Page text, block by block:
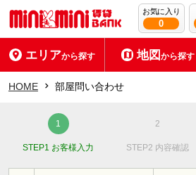
お気に入り
0
エリアから探す 地図から探す
HOME 部屋問い合わせ
STEP1 お客様入力 STEP2 内容確認